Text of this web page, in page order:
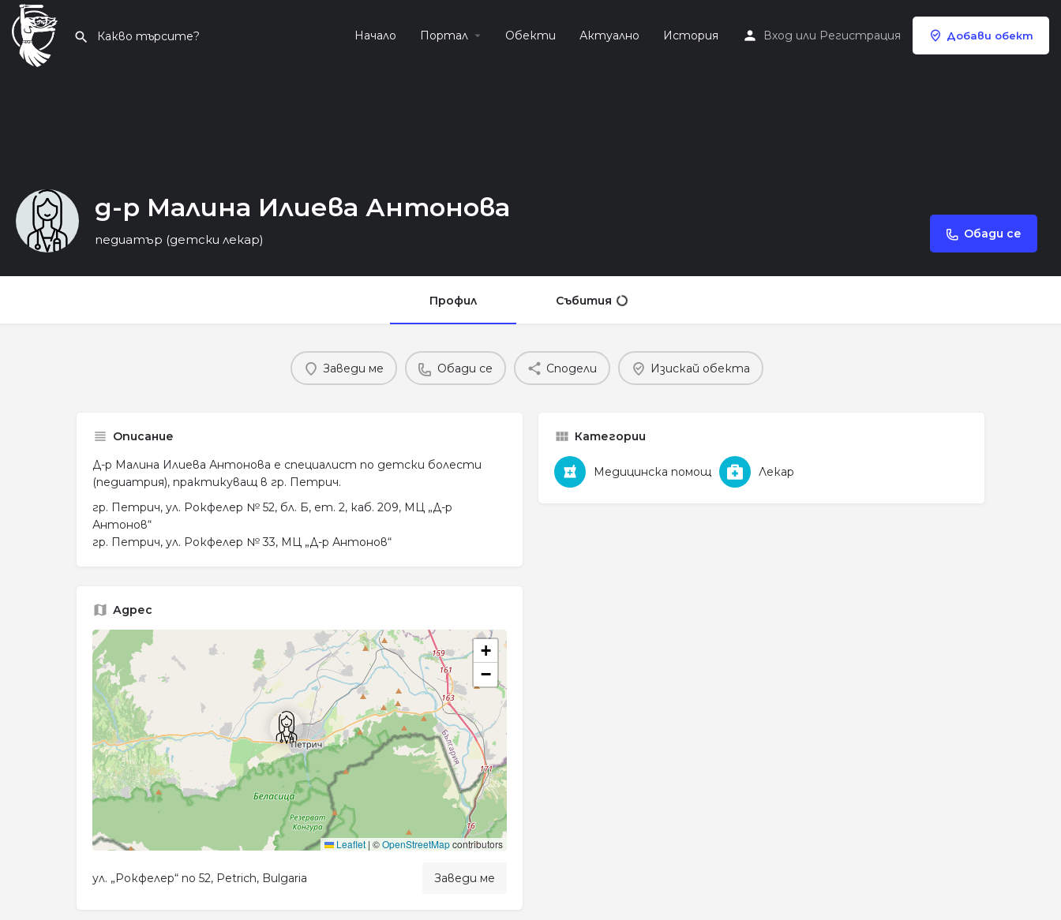
Начало Портал Обекти Актуално История Вход или Регистрация Добави обект
д-р Малина Илиева Антонова
педиатър (детски лекар) Обади се
Профил Събития
Заведи ме Обади се Сподели Изискай обекта
Описание
Д-р Малина Илиева Антонова е специалист по детски болести
(педиатрия), практикуващ в гр. Петрич.
гр. Петрич, ул. Рокфелер № 52, бл. Б, ет. 2, каб. 209, МЦ „Д-р
Антонов“
гр. Петрич, ул. Рокфелер № 33, МЦ „Д-р Антонов“
Адрес
+
−
Leaflet | ©OpenStreetMapcontributors
ул. „Рокфелер“ no 52, Petrich, Bulgaria Заведи ме
Категории
Медицинска помощ Лекар